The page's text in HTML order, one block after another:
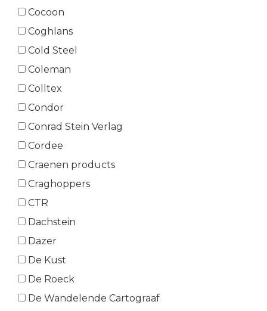
Cocoon
Coghlans
Cold Steel
Coleman
Colltex
Condor
Conrad Stein Verlag
Cordee
Craenen products
Craghoppers
CTR
Dachstein
Dazer
De Kust
De Roeck
De Wandelende Cartograaf